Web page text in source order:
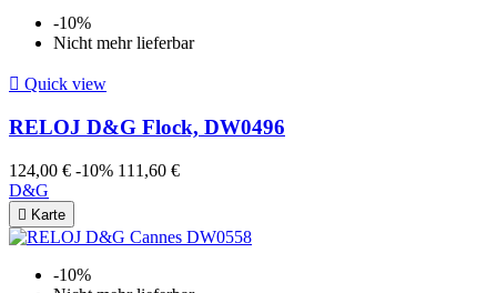
-10%
Nicht mehr lieferbar
 Quick view
RELOJ D&G Flock, DW0496
124,00 € -10% 111,60 €
D&G
 Karte
-10%